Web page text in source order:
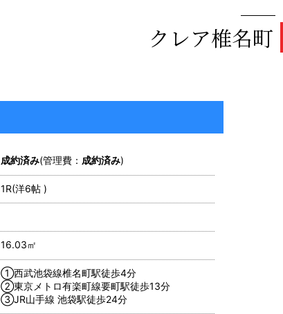
クレア椎名町
成約済み(管理費： 成約済み)
1R(洋6帖 )
16.03㎡
①西武池袋線椎名町駅徒歩4分
②東京メトロ有楽町線要町駅徒歩13分
③JR山手線 池袋駅徒歩24分